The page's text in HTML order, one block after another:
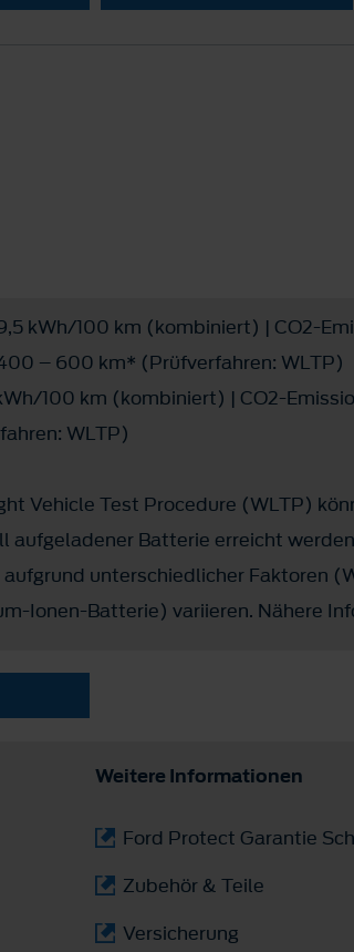
kWh/100 km (kombiniert) | CO2-
– 600 km* (Prüfverfahren: WLTP)
100 km (kombiniert) | CO2-
WLTP)
Vehicle Test Procedure (WLTP)
Batterie erreicht
unterschiedlicher Faktoren
Ionen-Batterie) variieren. Nähere
Weitere Informationen
Ford Protect Garantie
Zubehör & Teile
Versicherung